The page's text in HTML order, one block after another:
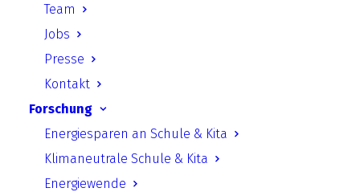
Team
Jobs
Presse
Kontakt
Forschung
Energiesparen an Schule & Kita
Klimaneutrale Schule & Kita
Energiewende
Jahresbericht 2022